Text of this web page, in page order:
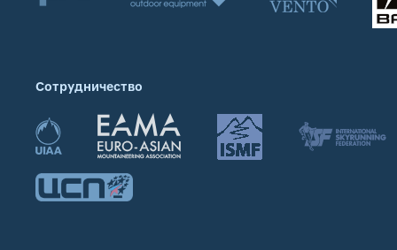
Сотрудничество